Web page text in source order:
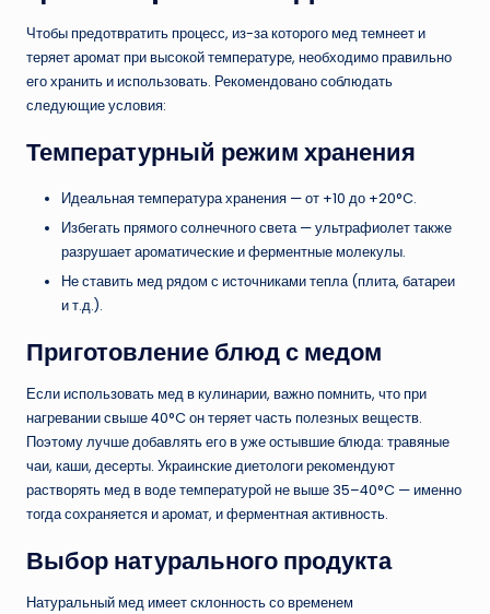
Чтобы предотвратить процесс, из-за которого мед темнеет и
теряет аромат при высокой температуре, необходимо правильно
его хранить и использовать. Рекомендовано соблюдать
следующие условия:
Температурный режим хранения
Идеальная температура хранения — от +10 до +20°C.
Избегать прямого солнечного света — ультрафиолет также
разрушает ароматические и ферментные молекулы.
Не ставить мед рядом с источниками тепла (плита, батареи
и т.д.).
Приготовление блюд с медом
Если использовать мед в кулинарии, важно помнить, что при
нагревании свыше 40°C он теряет часть полезных веществ.
Поэтому лучше добавлять его в уже остывшие блюда: травяные
чаи, каши, десерты. Украинские диетологи рекомендуют
растворять мед в воде температурой не выше 35–40°C — именно
тогда сохраняется и аромат, и ферментная активность.
Выбор натурального продукта
Натуральный мед имеет склонность со временем